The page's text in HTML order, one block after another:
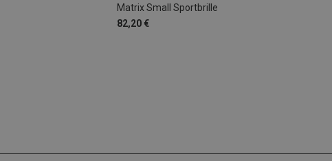
Matrix Small Sportbrille
82,20 €